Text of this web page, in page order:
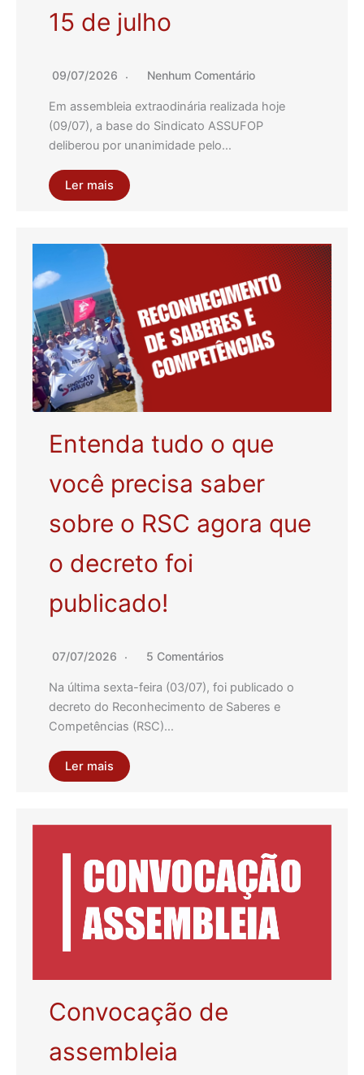
15 de julho
09/07/2026 Nenhum Comentário
Em assembleia extraodinária realizada hoje
(09/07), a base do Sindicato ASSUFOP
deliberou por unanimidade pelo…
Ler mais
Entenda tudo o que
você precisa saber
sobre o RSC agora que
o decreto foi
publicado!
07/07/2026 5 Comentários
Na última sexta-feira (03/07), foi publicado o
decreto do Reconhecimento de Saberes e
Competências (RSC)…
Ler mais
Convocação de
assembleia